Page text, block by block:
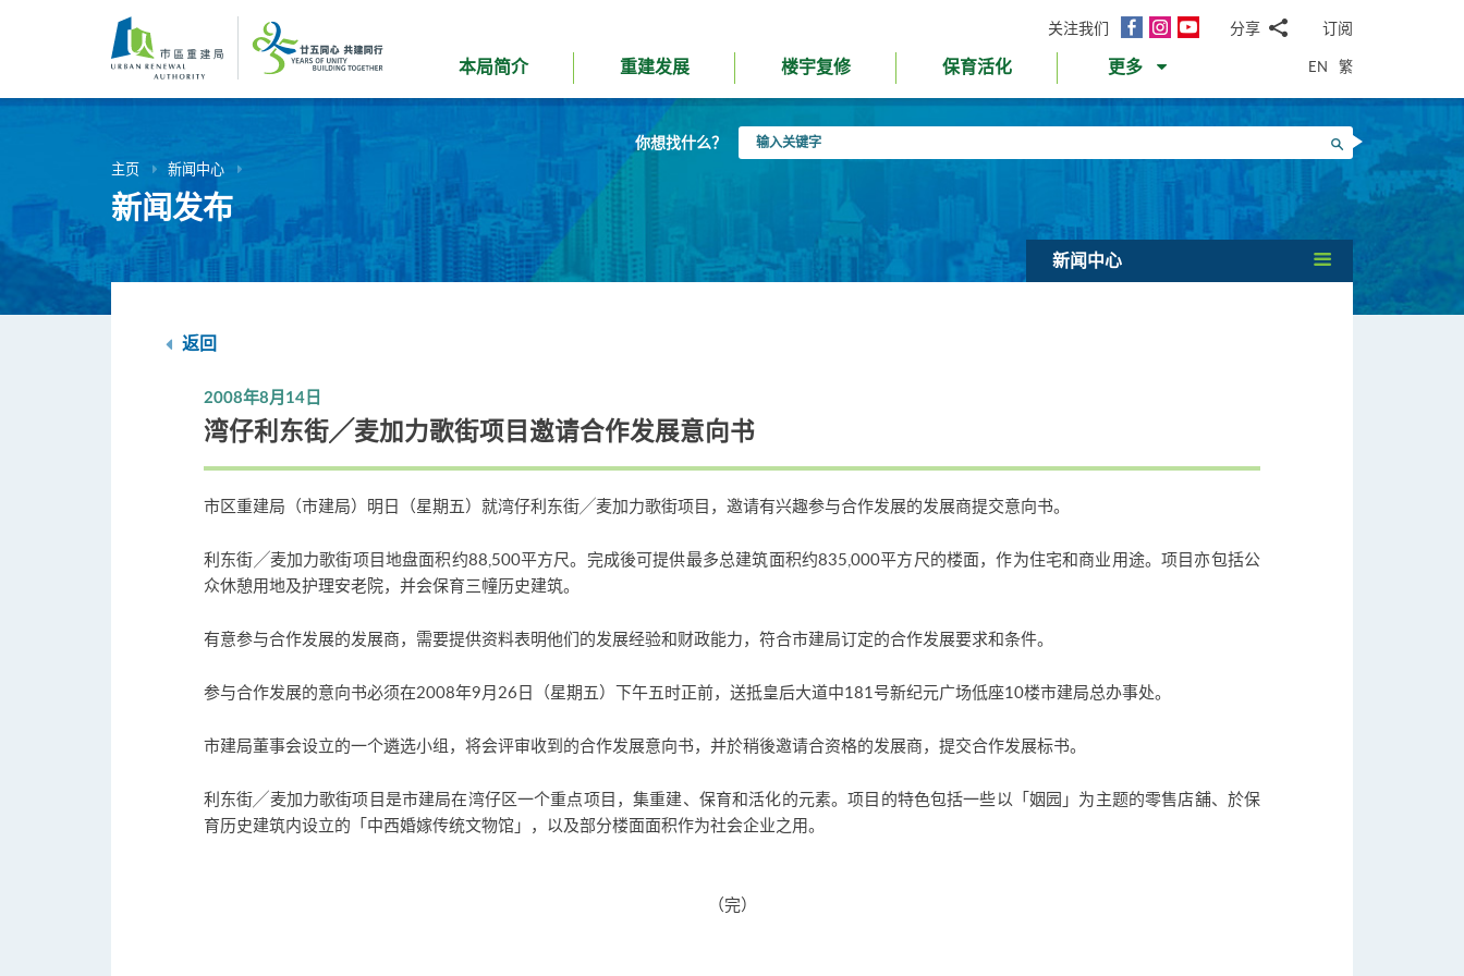
内
关注我们
面
InstagramYouTube分享
邮WhatsApp
微
信
面
书Twitter
LinkedIn
微
订阅
本局简介 重建发展 楼宇复修 保育活化 更多 EN 繁
你想找什么？
入
搜寻
主页 新闻中心
新闻发布
新闻中心
返回
2008年8月14日
湾仔利东街╱麦加力歌街项目邀请合作发展意向书
市区重建局（市建局）明日（星期五）就湾仔利东街╱麦加力歌街项目，邀请有兴趣参与合作发展的发展商提交意向书。
利东街╱麦加力歌街项目地盘面积约88,500平方尺。完成後可提供最多总建筑面积约835,000平方尺的楼面，作为住宅和商业用途。项目亦包括公
众休憩用地及护理安老院，并会保育三幢历史建筑。
有意参与合作发展的发展商，需要提供资料表明他们的发展经验和财政能力，符合市建局订定的合作发展要求和条件。
参与合作发展的意向书必须在2008年9月26日（星期五）下午五时正前，送抵皇后大道中181号新纪元广场低座10楼市建局总办事处。
市建局董事会设立的一个遴选小组，将会评审收到的合作发展意向书，并於稍後邀请合资格的发展商，提交合作发展标书。
利东街╱麦加力歌街项目是市建局在湾仔区一个重点项目，集重建、保育和活化的元素。项目的特色包括一些以「姻园」为主题的零售店舖、於保
育历史建筑内设立的「中西婚嫁传统文物馆」，以及部分楼面面积作为社会企业之用。
（完）